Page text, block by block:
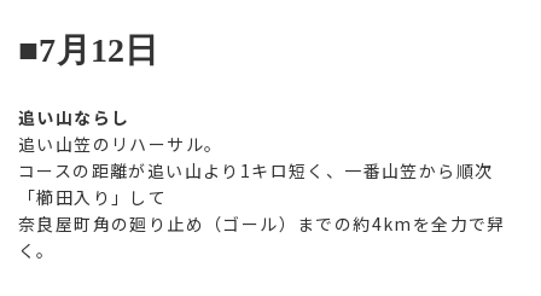
■7月12日
追い山ならし
追い山笠のリハーサル。
コースの距離が追い山より1キロ短く、一番山笠から順次
「櫛田入り」して
奈良屋町角の廻り止め（ゴール）までの約4kmを全力で舁
く。